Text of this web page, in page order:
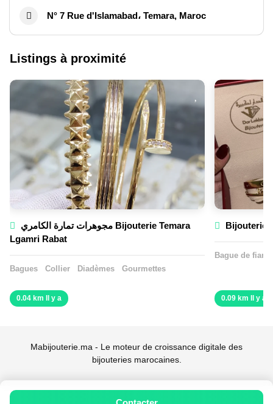
N° 7 Rue d'Islamabad، Temara, Maroc
Listings à proximité
Lgamri Rabat
Bagues Collier Diadèmes Gourmettes
0.04 km Il y a
Bijouterie
Bague de
0.09 km Il y a
Mabijouterie.ma - Le moteur de croissance digitale des
bijouteries marocaines.